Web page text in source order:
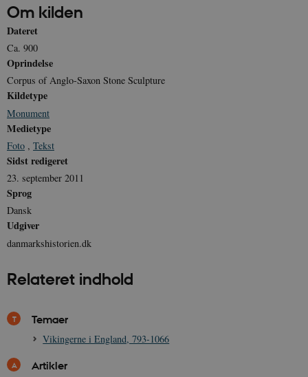
Om kilden
Dateret
Ca. 900
Oprindelse
Corpus of Anglo-Saxon Stone Sculpture
Kildetype
Monument
Medietype
Foto , Tekst
Sidst redigeret
23. september 2011
Sprog
Dansk
Udgiver
danmarkshistorien.dk
Relateret indhold
Temaer
Vikingerne i England, 793-1066
Artikler
cookies.
sp_landing
JSESSIONID
Oracle Corporation
.nr-data.net